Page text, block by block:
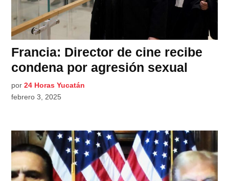
Francia: Director de cine recibe
condena por agresión sexual
por 24 Horas Yucatán
febrero 3, 2025